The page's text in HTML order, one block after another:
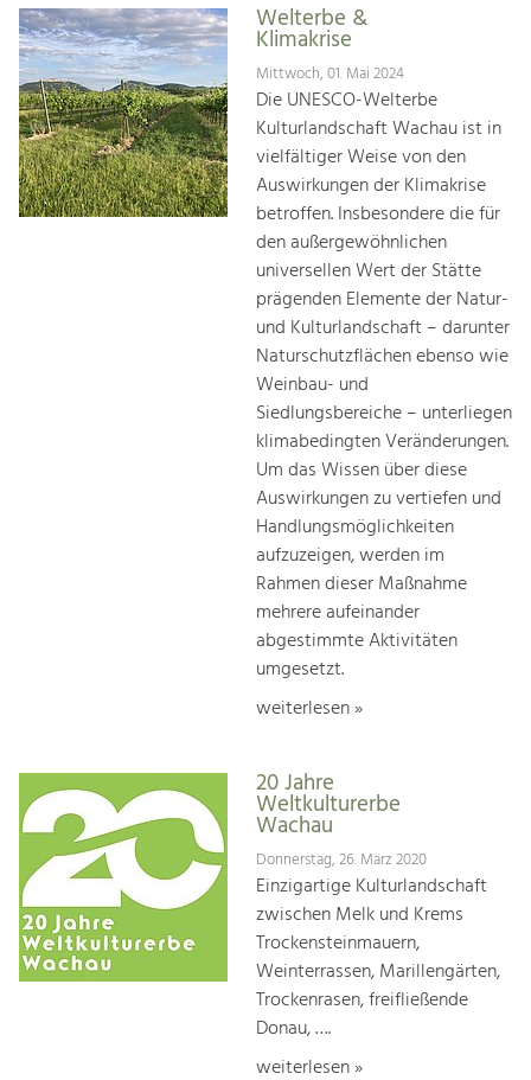
Welterbe &
Klimakrise
Mittwoch, 01. Mai 2024
Die UNESCO-Welterbe
Kulturlandschaft Wachau ist in
vielfältiger Weise von den
Auswirkungen der Klimakrise
betroffen. Insbesondere die für
den außergewöhnlichen
universellen Wert der Stätte
prägenden Elemente der Natur-
und Kulturlandschaft – darunter
Naturschutzflächen ebenso wie
Weinbau- und
Siedlungsbereiche – unterliegen
klimabedingten Veränderungen.
Um das Wissen über diese
Auswirkungen zu vertiefen und
Handlungsmöglichkeiten
aufzuzeigen, werden im
Rahmen dieser Maßnahme
mehrere aufeinander
abgestimmte Aktivitäten
umgesetzt.
weiterlesen »
20 Jahre
Weltkulturerbe
Wachau
Donnerstag, 26. März 2020
Einzigartige Kulturlandschaft
zwischen Melk und Krems
Trockensteinmauern,
Weinterrassen, Marillengärten,
Trockenrasen, freifließende
Donau, ….
weiterlesen »